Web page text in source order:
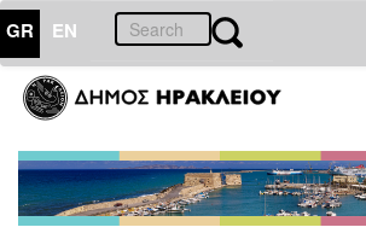
GR EN
ΤΟΠΟΣ
ΜΑΣ
Ανακοινώσεις
Αρχείο